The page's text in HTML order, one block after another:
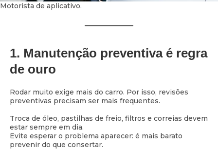
Motorista de aplicativo.
1. Manutenção preventiva é regra
de ouro
Rodar muito exige mais do carro. Por isso, revisões
preventivas precisam ser mais frequentes.
Troca de óleo, pastilhas de freio, filtros e correias devem
estar sempre em dia.
Evite esperar o problema aparecer: é mais barato
prevenir do que consertar.